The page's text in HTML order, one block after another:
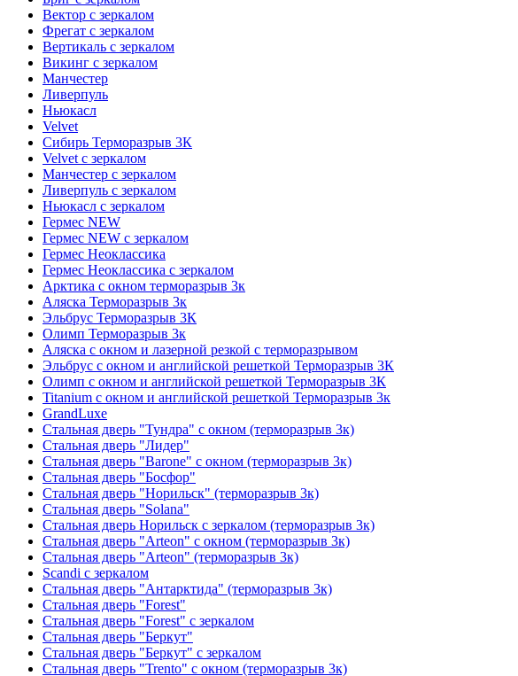
Вектор с зеркалом
Фрегат с зеркалом
Вертикаль с зеркалом
Викинг с зеркалом
Манчестер
Ливерпуль
Ньюкасл
Velvet
Сибирь Терморазрыв 3К
Velvet с зеркалом
Манчестер с зеркалом
Ливерпуль с зеркалом
Ньюкасл с зеркалом
Гермес NEW
Гермес NEW с зеркалом
Гермес Неоклассика
Гермес Неоклассика с зеркалом
Арктика с окном терморазрыв 3к
Аляска Терморазрыв 3к
Эльбрус Терморазрыв 3К
Олимп Терморазрыв 3к
Аляска с окном и лазерной резкой с терморазрывом
Эльбрус с окном и английской решеткой Терморазрыв 3К
Олимп с окном и английской решеткой Терморазрыв 3К
Titanium с окном и английской решеткой Терморазрыв 3к
GrandLuxe
Стальная дверь "Тундра" с окном (терморазрыв 3к)
Стальная дверь "Лидер"
Стальная дверь "Barone" с окном (терморазрыв 3к)
Стальная дверь "Босфор"
Стальная дверь "Норильск" (терморазрыв 3к)
Стальная дверь "Solana"
Стальная дверь Норильск с зеркалом (терморазрыв 3к)
Стальная дверь "Arteon" с окном (терморазрыв 3к)
Стальная дверь "Arteon" (терморазрыв 3к)
Scandi с зеркалом
Стальная дверь "Антарктида" (терморазрыв 3к)
Стальная дверь "Forest"
Стальная дверь "Forest" с зеркалом
Стальная дверь "Беркут"
Стальная дверь "Беркут" с зеркалом
Стальная дверь "Trento" с окном (терморазрыв 3к)